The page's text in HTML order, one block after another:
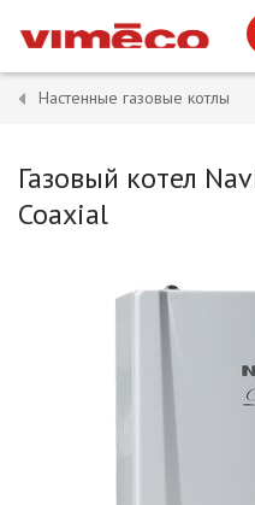
Настенные газовые котлы
Газовый котел
Coaxial